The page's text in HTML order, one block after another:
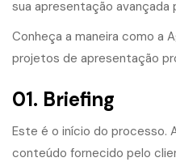
sua apresentação
Conheça a maneira como a
projetos de apresentação
01. Briefing
​Este é o início do processo.
conteúdo fornecido pelo